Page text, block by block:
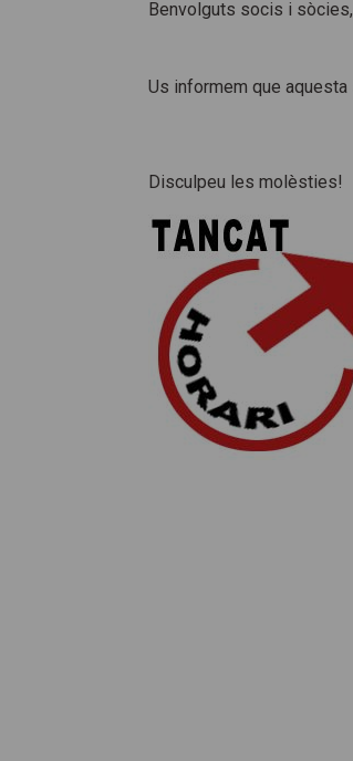
Benvolguts socis i sòcies,
Us informem que aquesta
Disculpeu les molèsties!